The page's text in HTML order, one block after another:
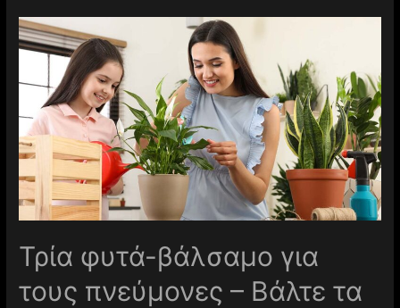
Τρία φυτά-βάλσαμο για
τους πνεύμονες – Βάλτε τα